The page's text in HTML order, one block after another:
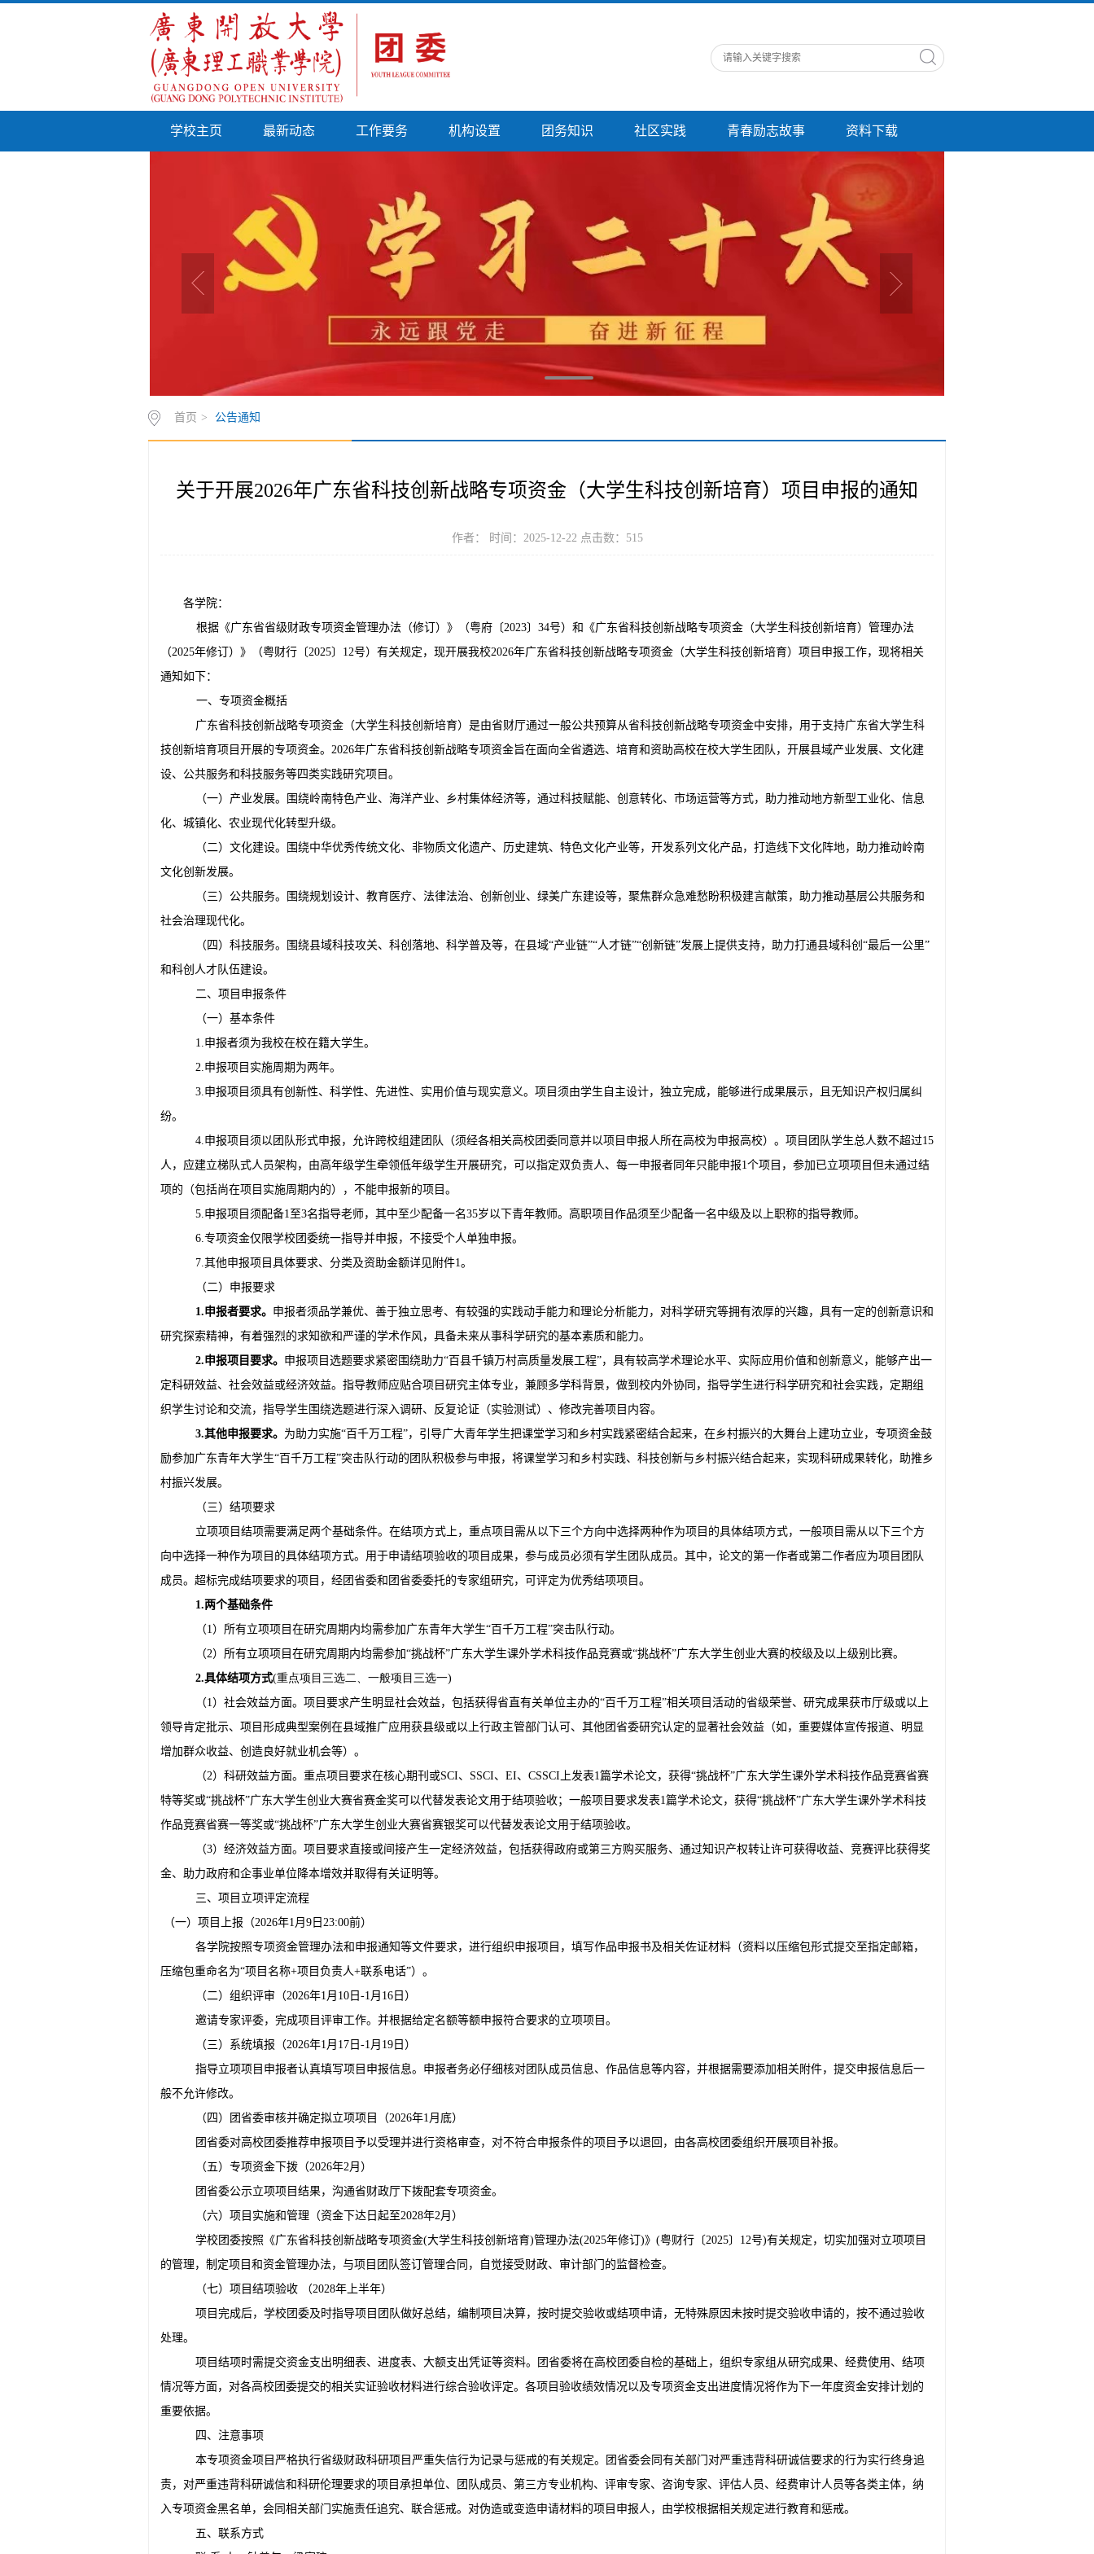
学校主页 最新动态 工作要务 机构设置 团务知识 社区实践 青春励志故事 资料下载
首页 > 公告通知
关于开展2026年广东省科技创新战略专项资金（大学生科技创新培育）项目申报的通知
作者： 时间：2025-12-22 点击数： 515
各学院：
根据《广东省省级财政专项资金管理办法（修订）》（粤府〔2023〕34号）和《广东省科技创新战略专项资金（大学生科技创新培育）管理办法
（2025年修订）》（粤财行〔2025〕12号）有关规定，现开展我校2026年广东省科技创新战略专项资金（大学生科技创新培育）项目申报工作，现将相关
通知如下：
一、专项资金概括
广东省科技创新战略专项资金（大学生科技创新培育）是由省财厅通过一般公共预算从省科技创新战略专项资金中安排，用于支持广东省大学生科
技创新培育项目开展的专项资金。2026年广东省科技创新战略专项资金旨在面向全省遴选、培育和资助高校在校大学生团队，开展县域产业发展、文化建
设、公共服务和科技服务等四类实践研究项目。
（一）产业发展。围绕岭南特色产业、海洋产业、乡村集体经济等，通过科技赋能、创意转化、市场运营等方式，助力推动地方新型工业化、信息
化、城镇化、农业现代化转型升级。
（二）文化建设。围绕中华优秀传统文化、非物质文化遗产、历史建筑、特色文化产业等，开发系列文化产品，打造线下文化阵地，助力推动岭南
文化创新发展。
（三）公共服务。围绕规划设计、教育医疗、法律法治、创新创业、绿美广东建设等，聚焦群众急难愁盼积极建言献策，助力推动基层公共服务和
社会治理现代化。
（四）科技服务。围绕县域科技攻关、科创落地、科学普及等，在县域“产业链”“人才链”“创新链”发展上提供支持，助力打通县域科创“最后一公里”
和科创人才队伍建设。
二、项目申报条件
（一）基本条件
1.申报者须为我校在校在籍大学生。
2.申报项目实施周期为两年。
3.申报项目须具有创新性、科学性、先进性、实用价值与现实意义。项目须由学生自主设计，独立完成，能够进行成果展示，且无知识产权归属纠
纷。
4.申报项目须以团队形式申报，允许跨校组建团队（须经各相关高校团委同意并以项目申报人所在高校为申报高校）。项目团队学生总人数不超过15
人，应建立梯队式人员架构，由高年级学生牵领低年级学生开展研究，可以指定双负责人、每一申报者同年只能申报1个项目，参加已立项项目但未通过结
项的（包括尚在项目实施周期内的），不能申报新的项目。
5.申报项目须配备1至3名指导老师，其中至少配备一名35岁以下青年教师。高职项目作品须至少配备一名中级及以上职称的指导教师。
6.专项资金仅限学校团委统一指导并申报，不接受个人单独申报。
7.其他申报项目具体要求、分类及资助金额详见附件1。
（二）申报要求
1.申报者要求。 申报者须品学兼优、善于独立思考、有较强的实践动手能力和理论分析能力，对科学研究等拥有浓厚的兴趣，具有一定的创新意识和
研究探索精神，有着强烈的求知欲和严谨的学术作风，具备未来从事科学研究的基本素质和能力。
2.申报项目要求。 申报项目选题要求紧密围绕助力“百县千镇万村高质量发展工程”，具有较高学术理论水平、实际应用价值和创新意义，能够产出一
定科研效益、社会效益或经济效益。指导教师应贴合项目研究主体专业，兼顾多学科背景，做到校内外协同，指导学生进行科学研究和社会实践，定期组
织学生讨论和交流，指导学生围绕选题进行深入调研、反复论证（实验测试）、修改完善项目内容。
3.其他申报要求。 为助力实施“百千万工程”，引导广大青年学生把课堂学习和乡村实践紧密结合起来，在乡村振兴的大舞台上建功立业，专项资金鼓
励参加广东青年大学生“百千万工程”突击队行动的团队积极参与申报，将课堂学习和乡村实践、科技创新与乡村振兴结合起来，实现科研成果转化，助推乡
村振兴发展。
（三）结项要求
立项项目结项需要满足两个基础条件。在结项方式上，重点项目需从以下三个方向中选择两种作为项目的具体结项方式，一般项目需从以下三个方
向中选择一种作为项目的具体结项方式。用于申请结项验收的项目成果，参与成员必须有学生团队成员。其中，论文的第一作者或第二作者应为项目团队
成员。超标完成结项要求的项目，经团省委和团省委委托的专家组研究，可评定为优秀结项项目。
1.两个基础条件
（1）所有立项项目在研究周期内均需参加广东青年大学生“百千万工程”突击队行动。
（2）所有立项项目在研究周期内均需参加“挑战杯”广东大学生课外学术科技作品竞赛或“挑战杯”广东大学生创业大赛的校级及以上级别比赛。
2.具体结项方式(重点项目三选二、一般项目三选一)
（1）社会效益方面。项目要求产生明显社会效益，包括获得省直有关单位主办的“百千万工程”相关项目活动的省级荣誉、研究成果获市厅级或以上
领导肯定批示、项目形成典型案例在县域推广应用获县级或以上行政主管部门认可、其他团省委研究认定的显著社会效益（如，重要媒体宣传报道、明显
增加群众收益、创造良好就业机会等）。
（2）科研效益方面。重点项目要求在核心期刊或SCI、SSCI、EI、CSSCI上发表1篇学术论文，获得“挑战杯”广东大学生课外学术科技作品竞赛省赛
特等奖或“挑战杯”广东大学生创业大赛省赛金奖可以代替发表论文用于结项验收；一般项目要求发表1篇学术论文，获得“挑战杯”广东大学生课外学术科技
作品竞赛省赛一等奖或“挑战杯”广东大学生创业大赛省赛银奖可以代替发表论文用于结项验收。
（3）经济效益方面。项目要求直接或间接产生一定经济效益，包括获得政府或第三方购买服务、通过知识产权转让许可获得收益、竞赛评比获得奖
金、助力政府和企事业单位降本增效并取得有关证明等。
三、项目立项评定流程
（一）项目上报（2026年1月9日23:00前）
各学院按照专项资金管理办法和申报通知等文件要求，进行组织申报项目，填写作品申报书及相关佐证材料（资料以压缩包形式提交至指定邮箱，
压缩包重命名为“项目名称+项目负责人+联系电话”）。
（二）组织评审（2026年1月10日-1月16日）
邀请专家评委，完成项目评审工作。并根据给定名额等额申报符合要求的立项项目。
（三）系统填报（2026年1月17日-1月19日）
指导立项项目申报者认真填写项目申报信息。申报者务必仔细核对团队成员信息、作品信息等内容，并根据需要添加相关附件，提交申报信息后一
般不允许修改。
（四）团省委审核并确定拟立项项目（2026年1月底）
团省委对高校团委推荐申报项目予以受理并进行资格审查，对不符合申报条件的项目予以退回，由各高校团委组织开展项目补报。
（五）专项资金下拨（2026年2月）
团省委公示立项项目结果，沟通省财政厅下拨配套专项资金。
（六）项目实施和管理（资金下达日起至2028年2月）
学校团委按照《广东省科技创新战略专项资金(大学生科技创新培育)管理办法(2025年修订)》(粤财行〔2025〕12号)有关规定，切实加强对立项项目
的管理，制定项目和资金管理办法，与项目团队签订管理合同，自觉接受财政、审计部门的监督检查。
（七）项目结项验收 （2028年上半年）
项目完成后，学校团委及时指导项目团队做好总结，编制项目决算，按时提交验收或结项申请，无特殊原因未按时提交验收申请的，按不通过验收
处理。
项目结项时需提交资金支出明细表、进度表、大额支出凭证等资料。团省委将在高校团委自检的基础上，组织专家组从研究成果、经费使用、结项
情况等方面，对各高校团委提交的相关实证验收材料进行综合验收评定。各项目验收绩效情况以及专项资金支出进度情况将作为下一年度资金安排计划的
重要依据。
四、注意事项
本专项资金项目严格执行省级财政科研项目严重失信行为记录与惩戒的有关规定。团省委会同有关部门对严重违背科研诚信要求的行为实行终身追
责，对严重违背科研诚信和科研伦理要求的项目承担单位、团队成员、第三方专业机构、评审专家、咨询专家、评估人员、经费审计人员等各类主体，纳
入专项资金黑名单，会同相关部门实施责任追究、联合惩戒。对伪造或变造申请材料的项目申报人，由学校根据相关规定进行教育和惩戒。
五、联系方式